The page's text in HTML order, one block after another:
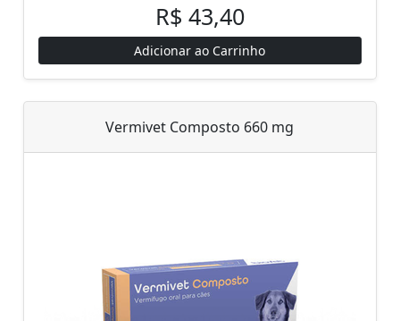
R$ 43,40
Adicionar ao Carrinho
Vermivet Composto 660 mg